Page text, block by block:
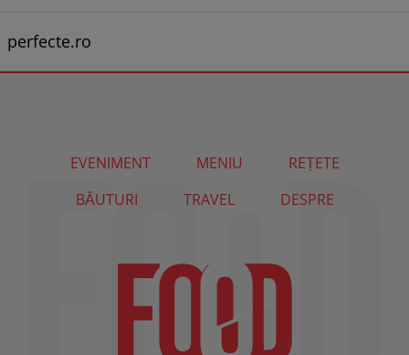
perfecte.ro
EVENIMENT MENIU
REȚETE
BĂUTURI
TRAVEL DESPRE